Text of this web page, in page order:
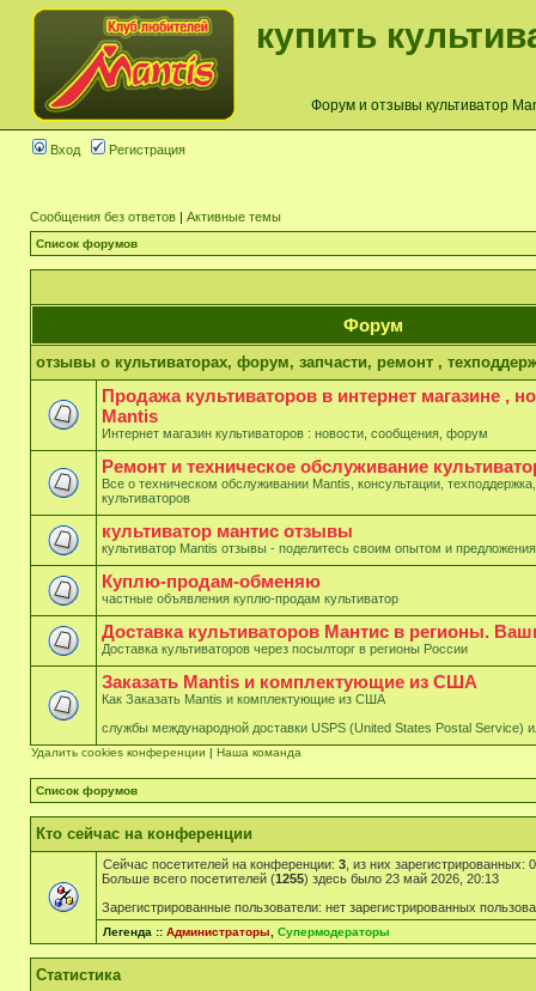
купить
Форум и отзывы культиватор
Вход Регистрация
Сообщения без ответов | Активные темы
Список форумов
Форум
отзывы о культиваторах, форум, запчасти, ремонт ,
Продажа культиваторов в интернет магазине ,
Mantis
Интернет магазин культиваторов : новости, сообщения, форум
Ремонт и техническое обслуживание
Все о техническом обслуживании Mantis, консультации,
культиваторов
культиватор мантис отзывы
культиватор Mantis отзывы - поделитесь своим опытом и
Куплю-продам-обменяю
частные объявления куплю-продам культиватор
Доставка культиваторов Мантис в регионы.
Доставка культиваторов через посылторг в регионы России
Заказать Mantis и комплектующие из США
Как Заказать Mantis и комплектующие из США
службы международной доставки USPS (United States Postal Service)
Удалить cookies конференции | Наша команда
Список форумов
Кто сейчас на конференции
Сейчас посетителей на конференции: 3 , из них
Больше всего посетителей (1255) здесь было 23 май 2026, 20:13
Зарегистрированные пользователи: нет зарегистрированных
Легенда :: Администраторы Супермодераторы
Статистика